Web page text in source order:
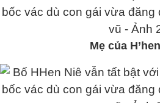
Mẹ của